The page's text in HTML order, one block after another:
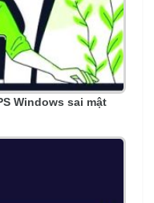
Windows sai mật